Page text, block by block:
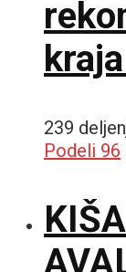
239
Podeli 96